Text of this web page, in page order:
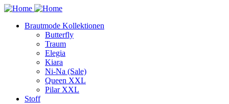
Brautmode Kollektionen
Butterfly
Traum
Elegia
Kiara
Ni-Na (Sale)
Queen XXL
Pilar XXL
Stoff